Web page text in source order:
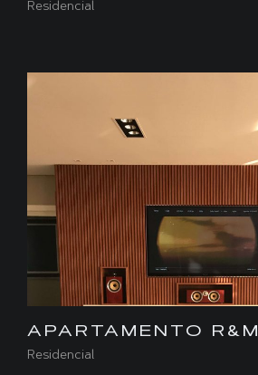
Residencial
APARTAMENTO R&M
Residencial